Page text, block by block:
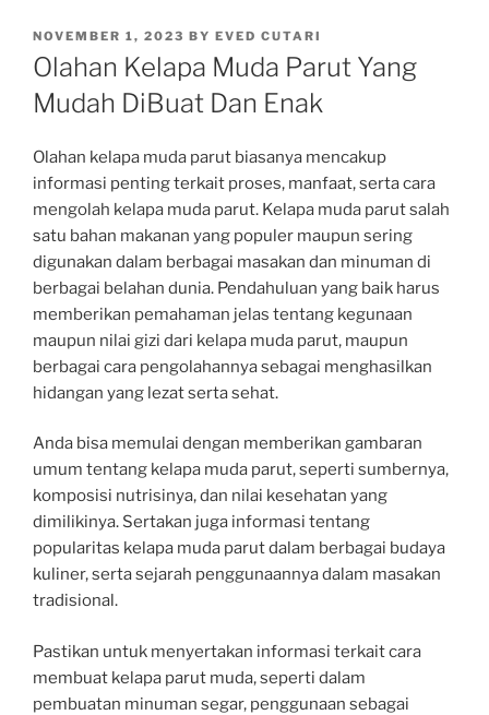
POSTED
ON
NOVEMBER 1, 2023 BY EVED CUTARI
Olahan Kelapa Muda Parut Yang
Mudah DiBuat Dan Enak
Olahan kelapa muda parut biasanya mencakup
informasi penting terkait proses, manfaat, serta cara
mengolah kelapa muda parut. Kelapa muda parut salah
satu bahan makanan yang populer maupun sering
digunakan dalam berbagai masakan dan minuman di
berbagai belahan dunia. Pendahuluan yang baik harus
memberikan pemahaman jelas tentang kegunaan
maupun nilai gizi dari kelapa muda parut, maupun
berbagai cara pengolahannya sebagai menghasilkan
hidangan yang lezat serta sehat.
Anda bisa memulai dengan memberikan gambaran
umum tentang kelapa muda parut, seperti sumbernya,
komposisi nutrisinya, dan nilai kesehatan yang
dimilikinya. Sertakan juga informasi tentang
popularitas kelapa muda parut dalam berbagai budaya
kuliner, serta sejarah penggunaannya dalam masakan
tradisional.
Pastikan untuk menyertakan informasi terkait cara
membuat kelapa parut muda, seperti dalam
pembuatan minuman segar, penggunaan sebagai